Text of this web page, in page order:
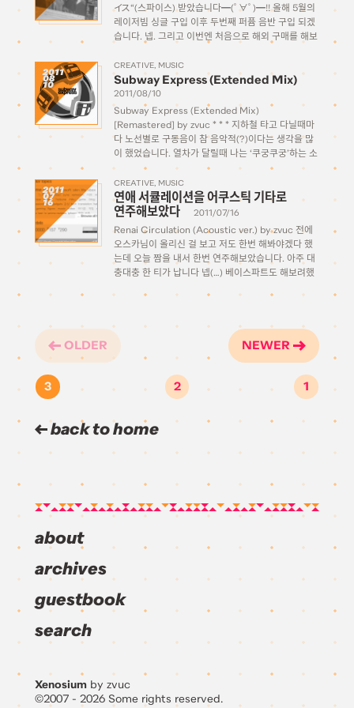
イス“(스파이스) 받았습니다━(ﾟ∀ﾟ)━!! 올해 5월의
레이저빔 싱글 구입 이후 두번째 퍼퓸 음반 구입 되겠
습니다. 넵. 그리고 이번엔 처음으로 해외 구매를 해보
예약해야징 하고 있었는데 어느새 들어가보니 그새
out of stock…그래서 […]
2011
08
10
CREATIVE MUSIC
Subway Express (Extended Mix)
2011/08/10
Subway Express (Extended Mix)
[Remastered] by zvuc * * * 지하철 타고 다닐때마
다 노선별로 구동음이 참 음악적(?)이다는 생각을 많
이 했었습니다. 열차가 달릴때 나는 ‘쿠궁쿠궁’하는 소
리도 묘하게 리듬감이 있다고 느껴지고… 그래서 언제
한번 이런 요소들을 넣어서 지하철을 테마로 한 곡을
만들어보고싶다! […]
2011
07
16
CREATIVE MUSIC
연애 서큘레이션을 어쿠스틱 기타로
연주해보았다
2011/07/16
Renai Circulation (Acoustic ver.) by zvuc 전에
오스카님이 올리신 걸 보고 저도 한번 해봐야겠다 했
는데 오늘 짬을 내서 한번 연주해보았습니다. 아주 대
충대충 한 티가 납니다 넵(…) 베이스파트도 해보려했
OLDER
1
2
3
NEWER
back to home
about
archives
guestbook
search
Xenosium by zvuc
©2007 - 2026 Some rights reserved.